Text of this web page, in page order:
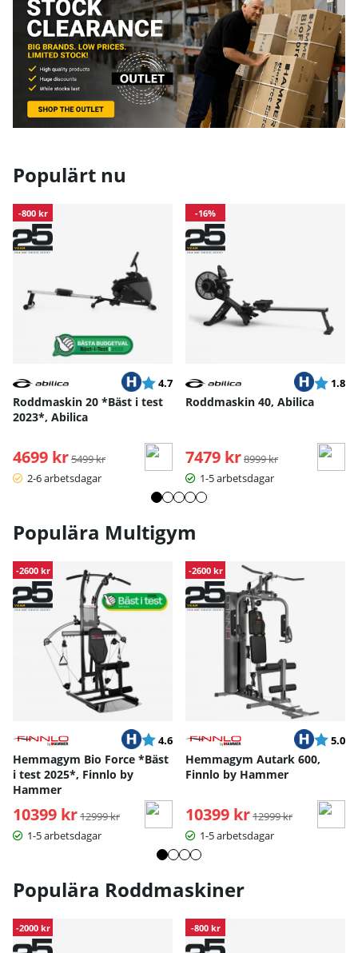
Populärt nu
-800 kr
Betyg:
4.7 utav 5 stjärnor
Roddmaskin 20 *Bäst i test
2023*, Abilica
4699 kr Ordinarie pris:
5499 kr
2-6 arbetsdagar
-16%
Betyg:
1.8
Roddmaskin 40, Abilica
7479 kr Ordinarie pris:
8999 kr
1-5 arbetsdagar
Populära Multigym
-2600 kr
Betyg:
4.6 utav 5 stjärnor
Hemmagym Bio Force *Bäst
i test 2025*, Finnlo by
Hammer
10399 kr Ordinarie pris:
12999 kr
1-5 arbetsdagar
-2600 kr
Betyg:
5.0
Hemmagym Autark 600,
Finnlo by Hammer
10399 kr Ordinarie pris:
12999 kr
1-5 arbetsdagar
Populära Roddmaskiner
-2000 kr -800 kr